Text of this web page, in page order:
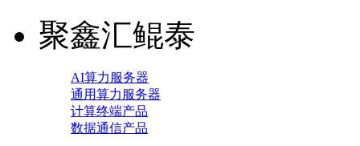
聚鑫汇鲲泰
AI算力服务器
通用算力服务器
计算终端产品
数据通信产品